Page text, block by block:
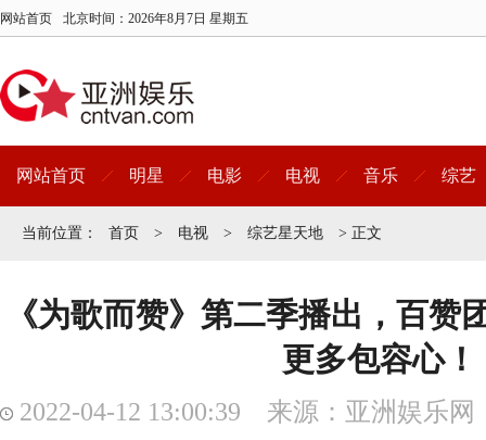
网站首页 北京时间： 2026年8月7日 星期五
网站首页 明星 电影 电视 音乐 综艺
当前位置： 首页 > 电视 > 综艺星天地 > 正文
《为歌而赞》第二季播出，百赞
更多包容心！
2022-04-12 13:00:39 来源：亚洲娱乐网